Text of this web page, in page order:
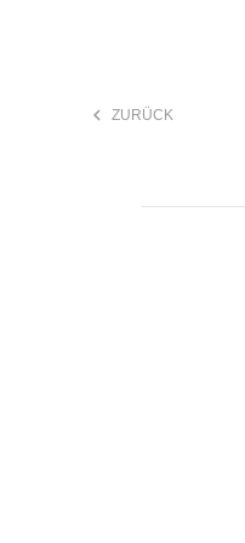
keyboard_arrow_left ZURÜCK